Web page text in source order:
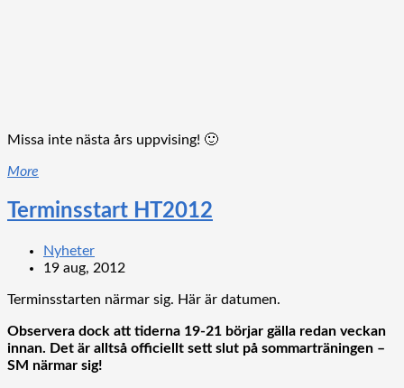
Missa inte nästa års uppvising! 🙂
More
Terminsstart HT2012
Nyheter
19 aug, 2012
Terminsstarten närmar sig. Här är datumen.
Observera dock att tiderna 19-21 börjar gälla redan veckan
innan. Det är alltså officiellt sett slut på sommarträningen –
SM närmar sig!